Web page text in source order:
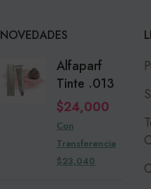
NOVEDADES
Alfaparf
Tinte .013
$24,000
Con
Transferencia
$23,040